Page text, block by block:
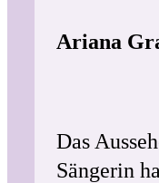
Ariana
Das
Sängerin